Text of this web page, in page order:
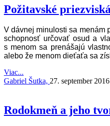
Požitavské
V dávnej minulosti sa menám
schopnosť určovať osud a
s menom sa prenášajú
alebo že menom dieťaťa sa
Viac...
Gabriel Šutka, 27. september 2016
Rodokmeň a jeho